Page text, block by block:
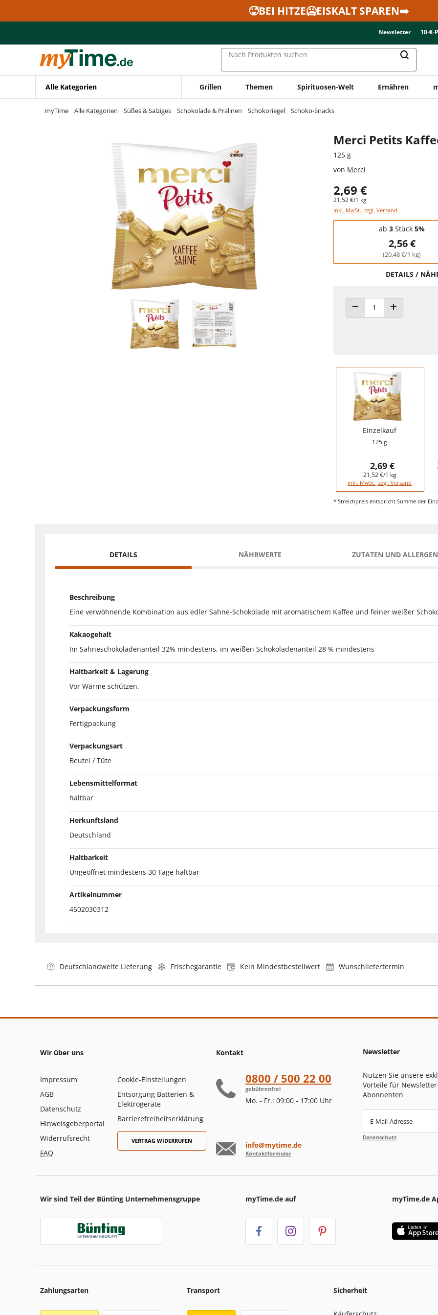
Zur Navigation springen
🥵BEI HITZE🥶EISKALT SPAREN➡️
Newsletter 10-€-
Nach Produkten suchen
Alle Kategorien Grillen Themen Spirituosen-Welt Ernähren
myTime Alle Kategorien Süßes & Salziges Schokolade & Pralinen Schokoriegel Schoko-Snacks
Merci Petits
125 g
von Merci
2,69 €
21,52 €/1 kg
inkl. MwSt., zzgl. Versand
Staffelpreise - Mengenrabatt
ab 3 Stück 5%
2,56 €
(20,48 €/1 kg)
DETAILS /
ANZAHL VERRINGERN
ANZAHL
Einzelkauf
125 g
2,69 €
21,52 €/1 kg
inkl. MwSt., zzgl. Versand
* Streichpreis entspricht Summe der
DETAILS NÄHRWERTE ZUTATEN UND
Beschreibung
Eine verwöhnende Kombination aus edler Sahne-Schokolade mit aromatischem Kaffee und feiner weißer
Kakaogehalt
Im Sahneschokoladenanteil 32% mindestens, im weißen Schokoladenanteil 28 % mindestens
Haltbarkeit & Lagerung
Vor Wärme schützen.
Verpackungsform
Fertigpackung
Verpackungsart
Beutel / Tüte
Lebensmittelformat
haltbar
Herkunftsland
Deutschland
Haltbarkeit
Ungeöffnet mindestens 30 Tage haltbar
Artikelnummer
4502030312
Deutschlandweite Lieferung Frischegarantie Kein Mindestbestellwert Wunschliefertermin
Wir über uns
Impressum
AGB
Datenschutz
Hinweisgeberportal
Widerrufsrecht
FAQ
Cookie-Einstellungen
Entsorgung Batterien &
Elektrogeräte
Barrierefreiheitserklärung
VERTRAG WIDERRUFEN
Kontakt
0800 / 500 22 00
gebührenfrei
Mo. - Fr.: 09:00 - 17:00 Uhr
info@mytime.de
Kontaktformular
Newsletter
Nutzen Sie unsere
Vorteile für
Abonnenten
E-Mail-Adresse
Datenschutz
Wir sind Teil der Bünting Unternehmensgruppe myTime.de auf myTime.de
Zahlungsarten Transport Sicherheit